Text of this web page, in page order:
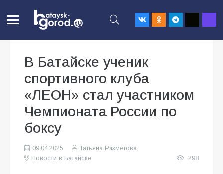
В Батайске ученик
спортивного клуба
«ЛЕОН» стал участником
Чемпионата России по
боксу
09.04.2025
Татьяна Разметова
Новости в Батайске
298